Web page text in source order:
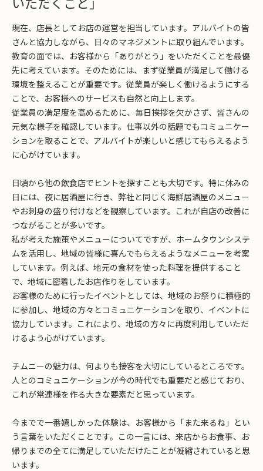
現在、店長としてお店の運営を担当しています。アルバイトの皆
さんと協力しながら、日々のマネジメントに取り組んでいます。
教育の面では、お客様から「ありがとう」をいただくことを最優
先に考えています。そのためには、まず従業員が満足して働ける
環境を整えることが重要です。従業員が楽しく働けるようにする
ことで、お客様へのサービスも自然と向上します。
従業員の満足度を高めるために、毎日挨拶を欠かさず、皆さんの
元気な様子を確認しています。仕事以外の話題でもコミュニケー
ションを取ることで、アルバイトが楽しいと感じてもらえるよう
に心がけています。
日頃から他の飲食店でヒントを探すことも大切です。特に休みの
日には、夜に居酒屋に行き、弊社と同じく海鮮居酒屋のメニュー
やお刺身の盛り付けなどを観察しています。これが自店の改善に
つながることが多いです。
私が考えた施策やメニューについてですが、ホームタウンシステ
ムを活用し、地域の皆様に喜んでもらえるようなメニューを考案
しています。例えば、地元の食材を使った料理を提供すること
で、地域に密着したお店作りをしています。
お客様のために行ったイベントとしては、地域のお祭りに積極的
に参加し、地域の方々とコミュニケーションを取り、イベントに
協力しています。これにより、地域の方々に再度利用していただ
けるよう心がけています。
チムニーの魅力は、何よりも接客を大切にしているところです。
人とのコミュニケーションが今の時代でも重要だと感じており、
これが常連様を作る大きな要素だと思っています。
今までで一番嬉しかった体験は、お客様から「また来るね」とい
う言葉をいただくことです。この一言には、来店からお食事、お
帰りまでの全てに満足していただけたことが凝縮されていると思
います。